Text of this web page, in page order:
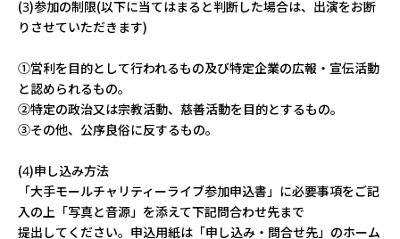
(3)参加の制限(以下に当てはまると判断した場合は、出演をお断
りさせていただきます)
①営利を目的として行われるもの及び特定企業の広報・宣伝活動
と認められるもの。
②特定の政治又は宗教活動、慈善活動を目的とするもの。
③その他、公序良俗に反するもの。
(4)申し込み方法
「大手モールチャリティーライブ参加申込書」に必要事項をご記
入の上「写真と音源」を添えて下記問合わせ先まで
提出してください。申込用紙は「申し込み・問合せ先」のホーム